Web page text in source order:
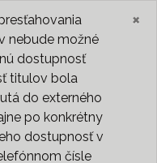
nebude možné
dostupnosť
titulov bola
do externého
po konkrétny
dostupnosť v
čísle
×